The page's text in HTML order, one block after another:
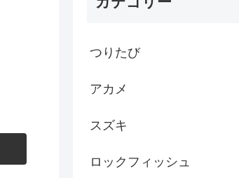
つりたび
アカメ
スズキ
ロックフィッシュ